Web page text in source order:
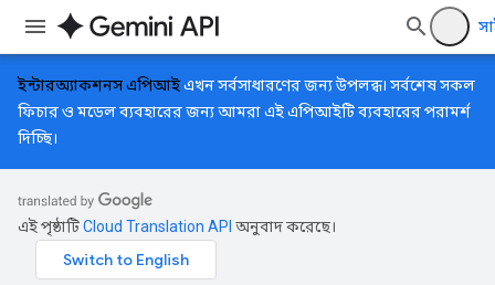
ইন্টারঅ্যাকশনস এপিআইএখন সর্বসাধারণের জন্য উপলব্ধ। সর্বশেষ সকল
ফিচার ও মডেল ব্যবহারের জন্য আমরা এই এপিআইটি ব্যবহারের পরামর্শ
দিচ্ছি।
এই পৃষ্ঠাটিCloud Translation API অনুবাদ করেছে।